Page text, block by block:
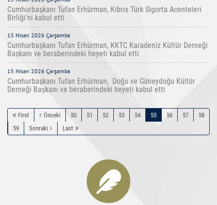
Cumhurbaşkanı Tufan Erhürman, Kıbrıs Türk Sigorta Acenteleri
Birliği’ni kabul etti
15 Nisan 2026 Çarşamba
Cumhurbaşkanı Tufan Erhürman, KKTC Karadeniz Kültür Derneği
Başkanı ve beraberindeki heyeti kabul etti
15 Nisan 2026 Çarşamba
Cumhurbaşkanı Tufan Erhürman, Doğu ve Güneydoğu Kültür
Derneği Başkanı ve beraberindeki heyeti kabul etti
First Önceki 50 51 52 53 54 55 56 57
58
59
Sonraki Last